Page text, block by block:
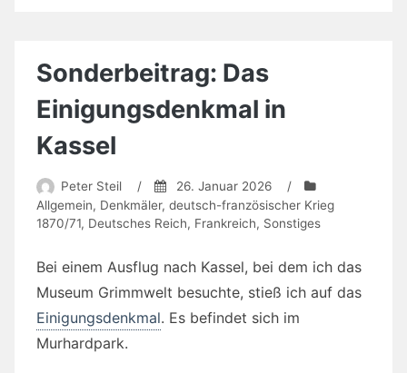
Sonderbeitrag: Das
Einigungsdenkmal in
Kassel
Peter Steil / 26. Januar 2026
/
Allgemein, Denkmäler, deutsch-französischer Krieg
1870/71, Deutsches Reich, Frankreich, Sonstiges
Bei einem Ausflug nach Kassel, bei dem ich das
Museum Grimmwelt besuchte, stieß ich auf das
Einigungsdenkmal. Es befindet sich im
Murhardpark.